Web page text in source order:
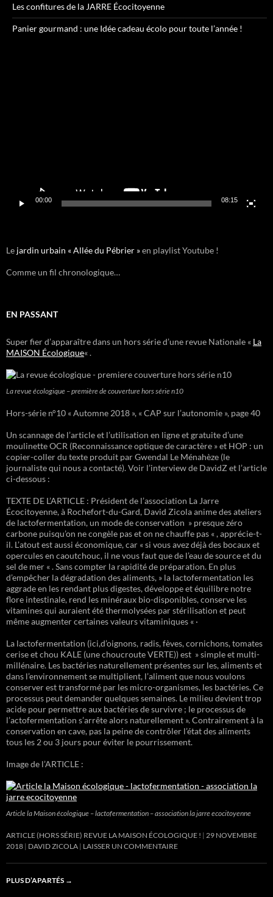
Les confitures de la JARRE Écocitoyenne
Panier gourmand : une Idée cadeau écolo pour toute l’année !
00:00 08:15
Le jardin urbain « Allée du Pébrier »en playlist Youtube !
Comme un fil chronologique…
EN PASSANT
Super fier d’apparaître dans un hors série d’une revue Nationale « La
MAISON Écologique« .
La revue écologique – première de couverture hors série n10
Hors-série n°10 « Automne 2018 », « CAP sur l’autonomie », page 40
Un scannage de l’article et l’utilisation en ligne et gratuite d’une
moulinette OCR (Reconnaissance optique de caractère » et HOP : un
copier-coller du texte produit par Gwendal Le Ménahèze (le
journaliste qui nous a contacté). Voir l’interview de DavidZ et l’article
ci-dessous :
TEXTE DE L’ARTICLE : Président de l’association La Jarre
Écocitoyenne, à Rochefort-du-Gard, David Zicola anime des ateliers
de lactofermentation, un mode de conservation » presque zéro
carbone puisqu’on ne congèle pas et on ne chauffe pas « , apprécie-t-
il. L’atout est aussi économique, car « si vous avez déjà des bocaux et
opercules en caoutchouc, il ne vous faut que de l’eau de source et du
sel de mer « . Sans compter la rapidité de préparation. En plus
d’empêcher la dégradation des aliments, » la lactofermentation les
aggrade en les rendant plus digestes, développe et équilibre notre
flore intestinale, rend les minéraux bio-disponibles, conserve les
vitamines qui auraient été thermolysées par stérilisation et peut
même augmenter certaines valeurs vitaminiques « ·
La lactofermentation (ici,d’oignons, radis, fèves, cornichons, tomates
cerise et chou KALE (une choucroute VERTE)) est » simple et multi-
millénaire. Les bactéries naturellement présentes sur les, aliments et
dans l’environnement se multiplient, l’aliment que nous voulons
conserver est transformé par les micro-organismes, les bactéries. Ce
processus peut demander quelques semaines. Le milieu devient trop
acide pour permettre aux bactéries de survivre ; le processus de
l’actofermentation s’arrête alors naturellement ». Contrairement à la
conservation en cave, pas la peine de contrôler l’état des aliments
tous les 2 ou 3 jours pour éviter le pourrissement.
Image de l’ARTICLE :
Article la Maison écologique – lactofermentation – association la jarre ecocitoyenne
ARTICLE (HORS SÉRIE) REVUE LA MAISON ÉCOLOGIQUE !
29 NOVEMBRE
2018 DAVID ZICOLA LAISSER UN COMMENTAIRE
PLUS D’APARTÉS →